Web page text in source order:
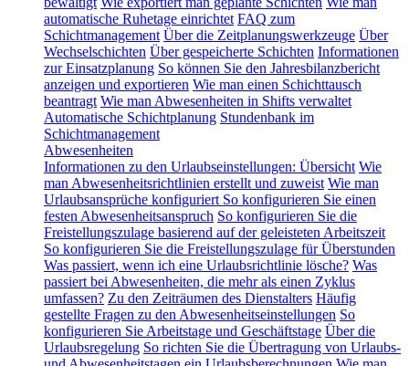
automatische Ruhetage einrichtet FAQ zum
Schichtmanagement Über die Zeitplanungswerkzeuge Über
Wechselschichten Über gespeicherte Schichten Informationen
zur Einsatzplanung So können Sie den Jahresbilanzbericht
anzeigen und exportieren Wie man einen Schichttausch
beantragt Wie man Abwesenheiten in Shifts verwaltet
Automatische Schichtplanung Stundenbank im
Schichtmanagement
Abwesenheiten
Informationen zu den Urlaubseinstellungen: Übersicht Wie
man Abwesenheitsrichtlinien erstellt und zuweist Wie man
Urlaubsansprüche konfiguriert So konfigurieren Sie einen
festen Abwesenheitsanspruch So konfigurieren Sie die
Freistellungszulage basierend auf der geleisteten Arbeitszeit
So konfigurieren Sie die Freistellungszulage für Überstunden
Was passiert, wenn ich eine Urlaubsrichtlinie lösche? Was
passiert bei Abwesenheiten, die mehr als einen Zyklus
umfassen? Zu den Zeiträumen des Dienstalters Häufig
gestellte Fragen zu den Abwesenheitseinstellungen So
konfigurieren Sie Arbeitstage und Geschäftstage Über die
Urlaubsregelung So richten Sie die Übertragung von Urlaubs-